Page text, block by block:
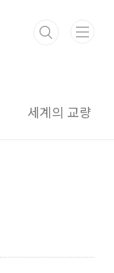
세계의 교량